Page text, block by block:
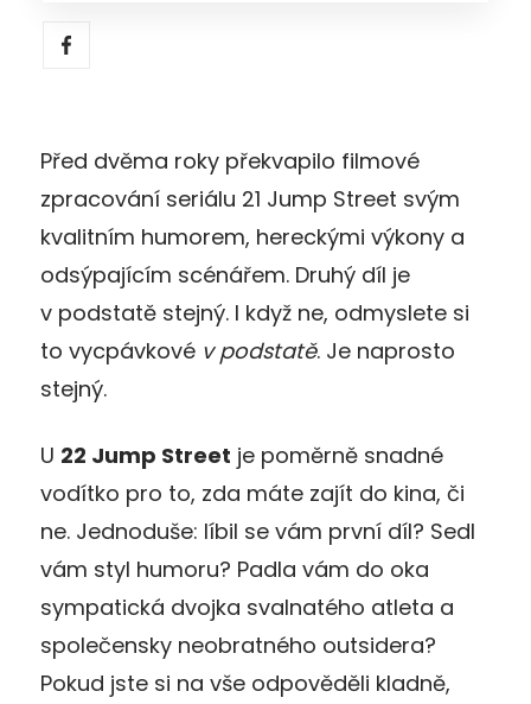
Před dvěma roky překvapilo filmové
zpracování seriálu 21 Jump Street svým
kvalitním humorem, hereckými výkony a
odsýpajícím scénářem. Druhý díl je
v podstatě stejný. I když ne, odmyslete si
to vycpávkové v podstatě. Je naprosto
stejný.
U 22 Jump Street je poměrně snadné
vodítko pro to, zda máte zajít do kina, či
ne. Jednoduše: líbil se vám první díl? Sedl
vám styl humoru? Padla vám do oka
sympatická dvojka svalnatého atleta a
společensky neobratného outsidera?
Pokud jste si na vše odpověděli kladně,